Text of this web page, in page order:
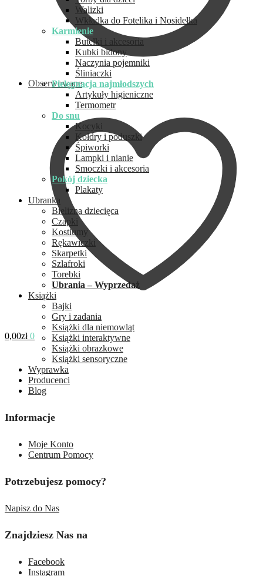
Obserwowane
0,00zł 0
Walizki
Wkładka do Fotelika i Nosidełka
Karmienie
Butelki i akcesoria
Kubki bidony
Naczynia pojemniki
Śliniaczki
Pielęgnacja najmłodszych
Artykuły higieniczne
Termometr
Do snu
Kocyki
Kołdry i poduszki
Śpiworki
Lampki i nianie
Smoczki i akcesoria
Pokój dziecka
Plakaty
Ubranka
Bielizna dziecięca
Czapki
Kostiumy
Rękawiczki
Skarpetki
Szlafroki
Torebki
Ubrania – Wyprzedaż
Książki
Bajki
Gry i zadania
Książki dla niemowląt
Książki interaktywne
Książki obrazkowe
Książki sensoryczne
Wyprawka
Producenci
Blog
Informacje
Moje Konto
Centrum Pomocy
Potrzebujesz pomocy?
Napisz do Nas
Znajdziesz Nas na
Facebook
Instagram